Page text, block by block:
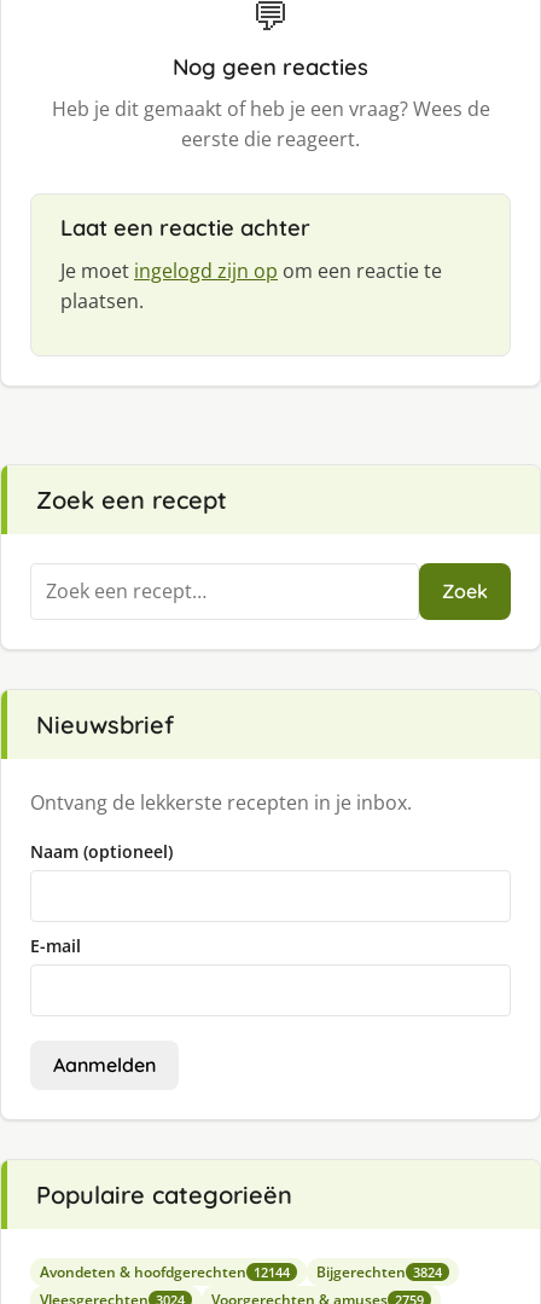
💬
Nog geen reacties
Heb je dit gemaakt of heb je een vraag? Wees de
eerste die reageert.
Laat een reactie achter
Je moet ingelogd zijn op om een reactie te
plaatsen.
Zoek een recept
Zoeken
naar:
Zoek
Nieuwsbrief
Ontvang de lekkerste recepten in je inbox.
Naam (optioneel)
E-mail
Aanmelden
Populaire categorieën
Avondeten & hoofdgerechten 12144 Bijgerechten 3824
Vleesgerechten 3024 Voorgerechten & amuses 2759